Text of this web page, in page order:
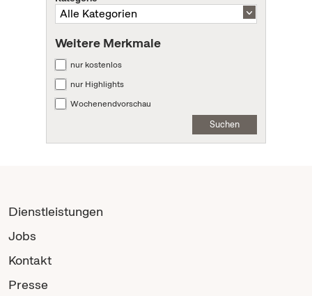
Weitere Merkmale
nur kostenlos
nur Highlights
Wochenendvorschau
Suchen
Dienstleistungen
Jobs
Kontakt
Presse